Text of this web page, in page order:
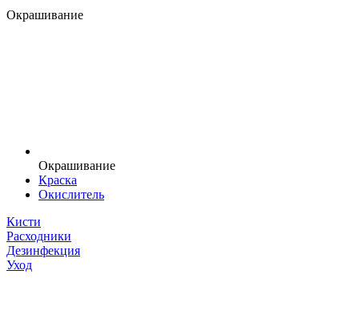
Окрашивание
Окрашивание
Краска
Окислитель
Кисти
Расходники
Дезинфекция
Уход